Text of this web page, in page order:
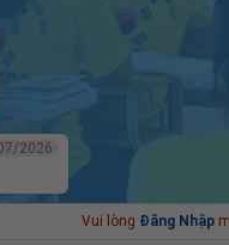
2026
Vui lòng Đăng Nhập